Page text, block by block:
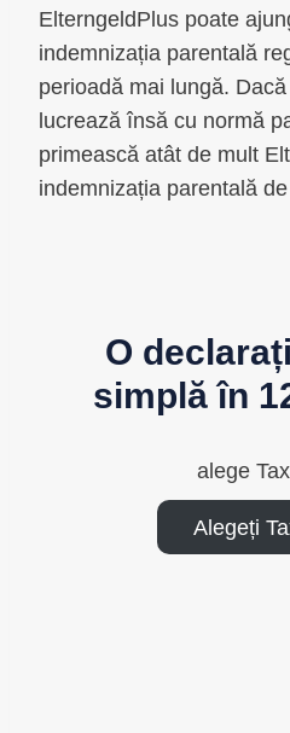
ElterngeldPlus poate
indemnizația parentală
perioadă mai lungă.
lucrează însă cu normă
primească atât de mult
indemnizația parentală
O
simplă în
alege
Alegeți